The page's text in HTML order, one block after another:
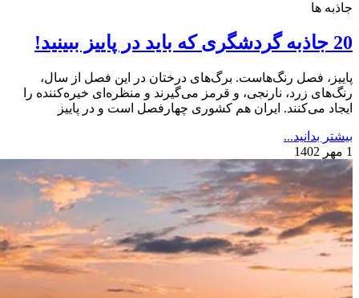
جاذبه ها
20 جاذبه گردشگری که باید در پاییز ببینید!
پاییز، فصل رنگ‌هاست. برگ‌های درختان در این فصل از سال،
رنگ‌های زرد، نارنجی، و قرمز می‌گیرند و منظره‌ای خیره‌کننده را
ایجاد می‌کنند. ایران هم کشوری چهارفصل است و در پاییز
بیشتر بدانید...
1 مهر 1402